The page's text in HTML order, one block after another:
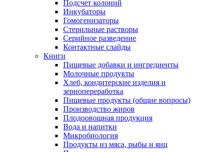
Подсчет колоний
Инкубаторы
Гомогенизаторы
Стерильные растворы
Серийное разведение
Контактные слайды
Книги
Пищевые добавки и ингредиенты
Молочные продукты
Хлеб, кондитерские изделия и
зернопереработка
Пищевые продукты (общие вопросы)
Производство жиров
Плодоовощная продукция
Вода и напитки
Микробиология
Продукты из мяса, рыбы и яиц